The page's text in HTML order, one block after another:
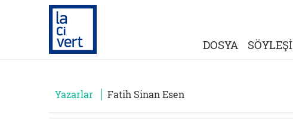
DOSYA SÖYLEŞİ
Yazarlar Fatih Sinan Esen